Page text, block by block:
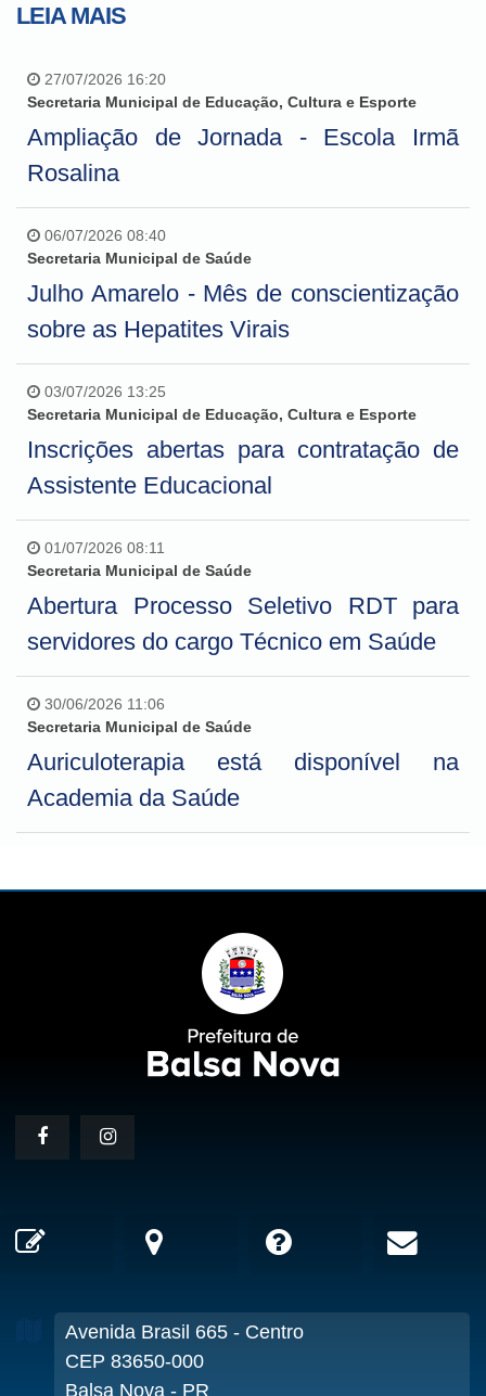
LEIA MAIS
27/07/2026 16:20
Secretaria Municipal de Educação, Cultura e Esporte
Ampliação de Jornada - Escola Irmã
Rosalina
06/07/2026 08:40
Secretaria Municipal de Saúde
Julho Amarelo - Mês de conscientização
sobre as Hepatites Virais
03/07/2026 13:25
Secretaria Municipal de Educação, Cultura e Esporte
Inscrições abertas para contratação de
Assistente Educacional
01/07/2026 08:11
Secretaria Municipal de Saúde
Abertura Processo Seletivo RDT para
servidores do cargo Técnico em Saúde
30/06/2026 11:06
Secretaria Municipal de Saúde
Auriculoterapia está disponível na
Academia da Saúde
Avenida Brasil 665 - Centro
CEP 83650-000
Balsa Nova - PR